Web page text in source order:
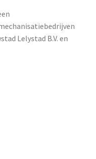
Lelystad B.V. en